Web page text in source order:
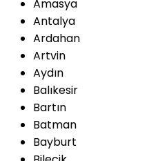
Amasya
Antalya
Ardahan
Artvin
Aydın
Balıkesir
Bartın
Batman
Bayburt